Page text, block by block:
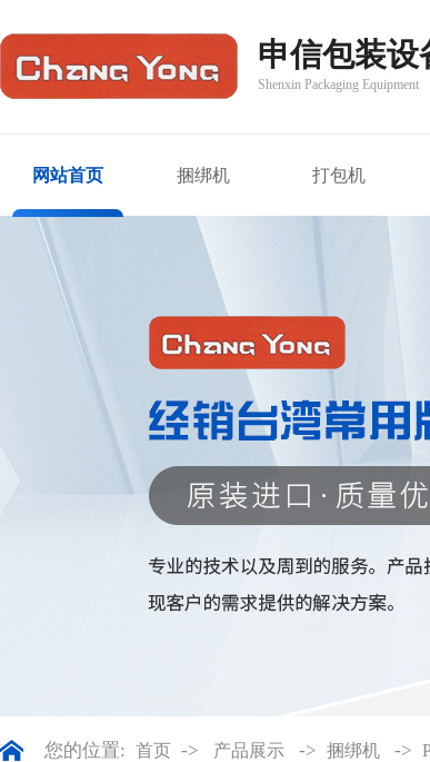
申信包装设
Shenxin Packaging Equipment
网站首页 捆绑机 打包机
您的位置: 首页 -> 产品展示 -> 捆绑机 ->